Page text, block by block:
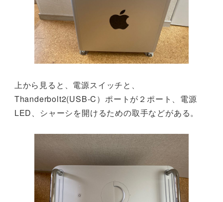
上から見ると、電源スイッチと、
Thanderbolt2(USB-C）ポートが２ポート、電源
LED、シャーシを開けるための取手などがある。